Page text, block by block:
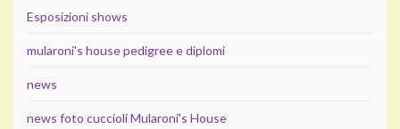
Esposizioni shows
mularoni's house pedigree e diplomi
news
news foto cuccioli Mularoni's House